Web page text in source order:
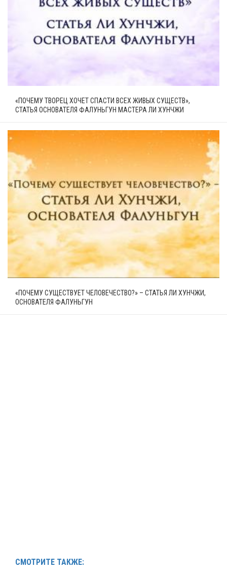
«ПОЧЕМУ ТВОРЕЦ ХОЧЕТ СПАСТИ ВСЕХ ЖИВЫХ СУЩЕСТВ»,
СТАТЬЯ ОСНОВАТЕЛЯ ФАЛУНЬГУН МАСТЕРА ЛИ ХУНЧЖИ
«ПОЧЕМУ СУЩЕСТВУЕТ ЧЕЛОВЕЧЕСТВО?» – СТАТЬЯ ЛИ ХУНЧЖИ,
ОСНОВАТЕЛЯ ФАЛУНЬГУН
СМОТРИТЕ ТАКЖЕ: